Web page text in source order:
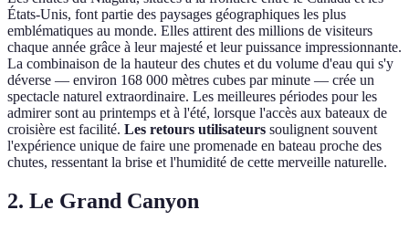
États-Unis, font partie des paysages géographiques les plus
emblématiques au monde. Elles attirent des millions de visiteurs
chaque année grâce à leur majesté et leur puissance impressionnante.
La combinaison de la hauteur des chutes et du volume d'eau qui s'y
déverse — environ 168 000 mètres cubes par minute — crée un
spectacle naturel extraordinaire. Les meilleures périodes pour les
admirer sont au printemps et à l'été, lorsque l'accès aux bateaux de
croisière est facilité. Les retours utilisateurs soulignent souvent
l'expérience unique de faire une promenade en bateau proche des
chutes, ressentant la brise et l'humidité de cette merveille naturelle.
2. Le Grand Canyon